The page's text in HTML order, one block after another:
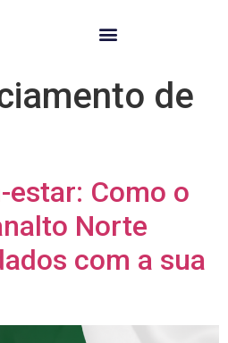
de
estar: Como o
Norte
com a sua